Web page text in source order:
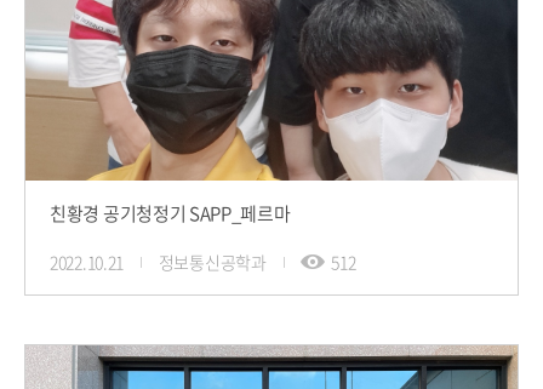
친황경 공기청정기 SAPP_페르마
2022.10.21 정보통신공학과 512